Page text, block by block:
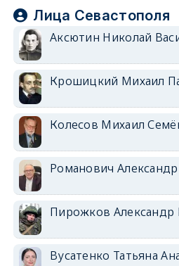
Лица Севастополя
Аксютин Николай
Крошицкий Михаил
Колесов Михаил
Романович
Пирожков Александр
Вусатенко Татьяна